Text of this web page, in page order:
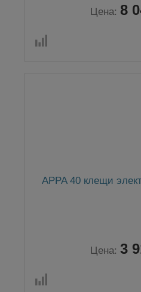
Цена: 8
APPA 40 клещи
Цена: 3